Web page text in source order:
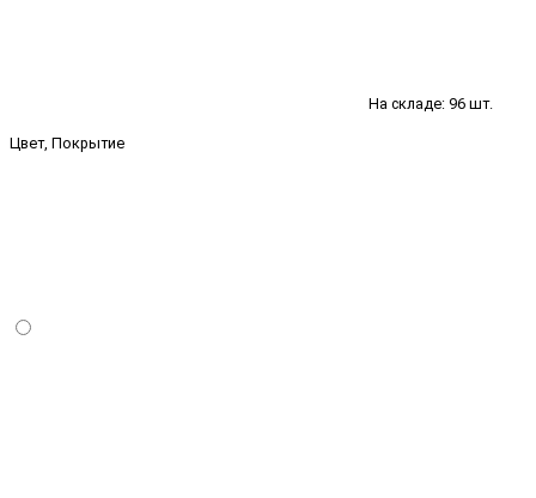
На складе: 96 шт.
Цвет, Покрытие